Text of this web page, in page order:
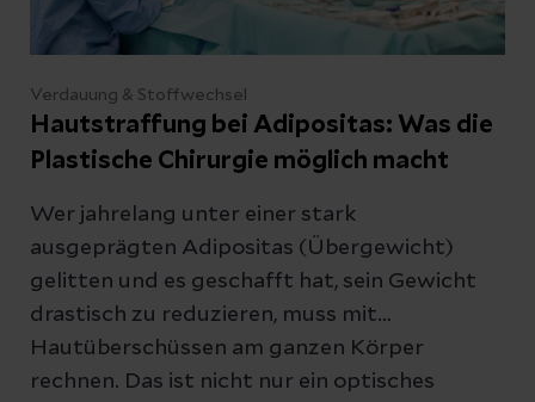
Verdauung & Stoffwechsel
Hautstraffung bei Adipositas: Was die
Plastische Chirurgie möglich macht
Wer jahrelang unter einer stark
ausgeprägten Adipositas (Übergewicht)
gelitten und es geschafft hat, sein Gewicht
drastisch zu reduzieren, muss mit
Hautüberschüssen am ganzen Körper
rechnen. Das ist nicht nur ein optisches